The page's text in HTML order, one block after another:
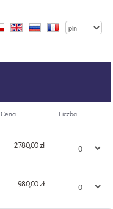
Cena Liczba
2 780,00 zł
980,00 zł